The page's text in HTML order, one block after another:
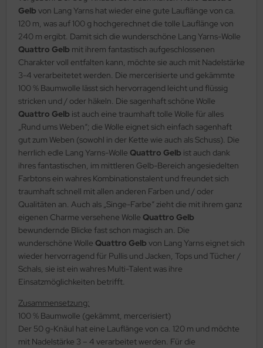
Gelb von Lang Yarns hat wieder eine gute Lauflänge von ca.
120 m, was auf 100 g hochgerechnet die tolle Lauflänge von
240 m ergibt. Damit sich die wunderschöne Lang Yarns-Wolle
Quattro Gelb mit ihrem fantastisch aufgeschlossenen
Charakter voll entfalten kann, möchte sie auch mit Nadelstärke
3-4 verarbeitetet werden. Die mercerisierte und gekämmte
100 % Baumwolle lässt sich hervorragend leicht und flüssig
stricken und / oder häkeln. Die sagenhaft schöne Wolle
Quattro Gelb ist auch eine traumhaft tolle Wolle für alles
„Rund ums Weben“; die Wolle eignet sich einfach sagenhaft
gut zum Weben (sowohl in der Kette wie auch als Schuss). Die
herrlich edle Lang Yarns-Wolle Quattro Gelb ist auch dank
ihres fantastischen, im mittleren Gelb-Bereich angesiedelten
Farbtons ein wahres Kombinationstalent und freundet sich
traumhaft schnell mit allen anderen Farben und / oder
Qualitäten an. Auch als „Singe-Farbe“ zieht die mit ihrem ganz
eigenen Charme versehene Wolle Quattro Gelb
bewundernde Blicke fast schon magisch an. Die
wunderschöne Wolle Quattro Gelb von Lang Yarns eignet sich
wieder hervorragend für Pullis und Jacken, Tops und Tücher /
Schals, sie ist ein wahres Multi-Talent was ihre
Einsatzmöglichkeiten betrifft.
Zusammensetzung:
100 % Baumwolle (gekämmt, mercerisiert)
Der 50 g-Knäul hat eine Lauflänge von ca. 120 m und möchte
mit Nadelstärke 3 – 4 verarbeitet werden. Für die